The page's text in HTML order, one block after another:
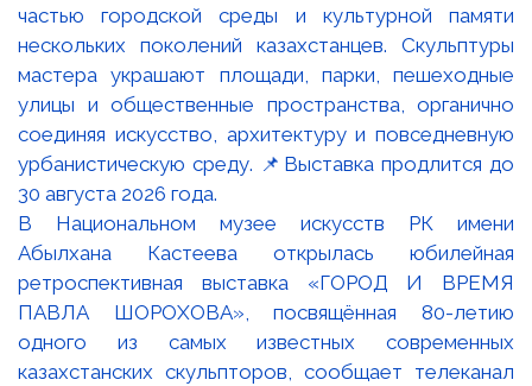
В Национальном музее искусств РК имени
Абылхана Кастеева открылась юбилейная
ретроспективная выставка «ГОРОД И ВРЕМЯ
ПАВЛА ШОРОХОВА», посвящённая 80-летию
одного из самых известных современных
казахстанских скульпторов, сообщает телеканал